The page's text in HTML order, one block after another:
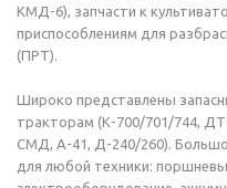
КМД-6), запчасти к
приспособлениям для
(ПРТ).
Широко представлены
тракторам (К-700/701/744,
СМД, А-41, Д-240/260).
для любой техники: